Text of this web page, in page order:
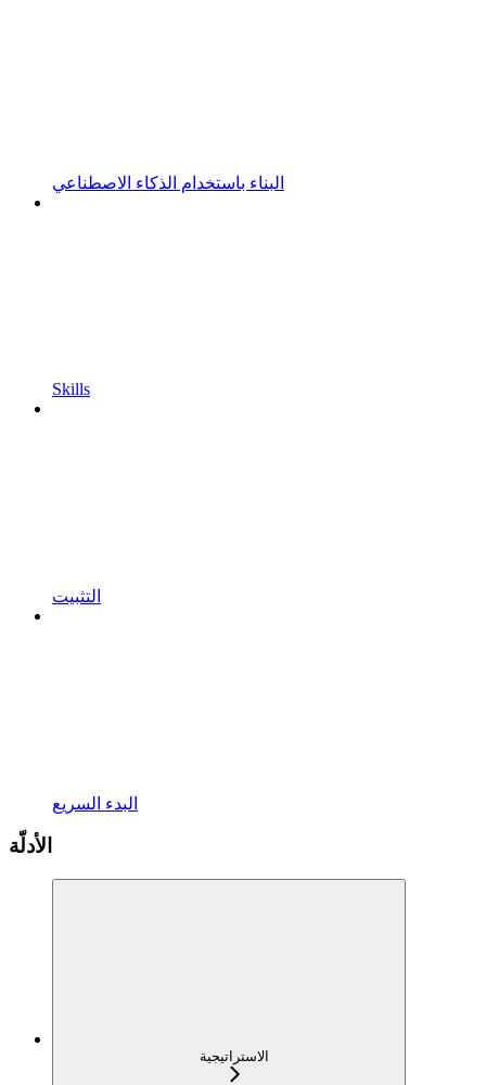
البناء باستخدام الذكاء الاصطناعي
Skills
التثبيت
البدء السريع
الأدلّة
الاستراتيجية